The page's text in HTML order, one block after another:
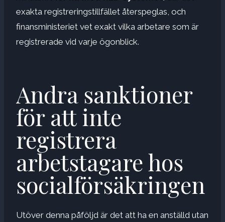
exakta registreringstillfället återspeglas, och
finansministeriet vet exakt vilka arbetare som är
registrerade vid varje ögonblick.
Andra sanktioner
för att inte
registrera
arbetstagare hos
socialförsäkringen
Utöver denna påföljd är det att ha en anställd utan